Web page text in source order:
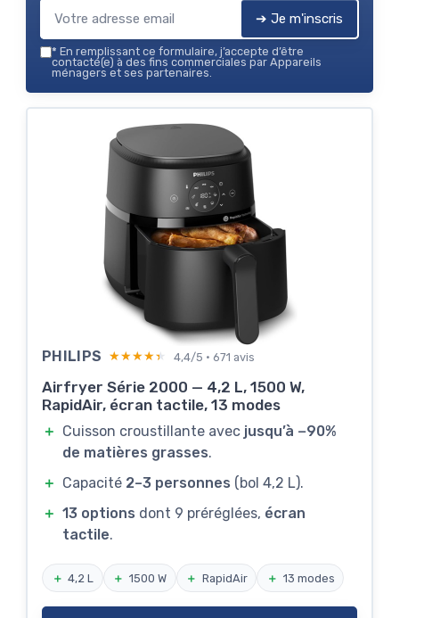
➔ Je m'inscris
* En remplissant ce formulaire, j’accepte d’être
contacté(e) à des fins commerciales par Appareils
ménagers et ses partenaires.
PHILIPS ★★★★★
★★★★★ 4,4/5 · 671 avis
Airfryer Série 2000 — 4,2 L, 1500 W,
RapidAir, écran tactile, 13 modes
＋ Cuisson croustillante avec jusqu’à −90%
de matières grasses.
＋ Capacité 2–3 personnes (bol 4,2 L).
＋ 13 options dont 9 préréglées, écran
tactile.
＋ 4,2 L ＋ 1500 W ＋ RapidAir ＋ 13 modes